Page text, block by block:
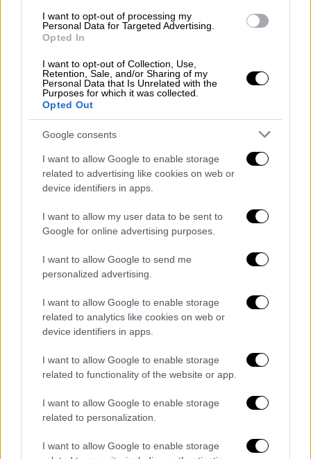
I want to opt-out of processing my
Personal Data for Targeted Advertising.
Opted In
I want to opt-out of Collection, Use,
Retention, Sale, and/or Sharing of my
Personal Data that Is Unrelated with the
Purposes for which it was collected.
Opted Out
Google consents
I want to allow Google to enable storage
related to advertising like cookies on web or
device identifiers in apps.
I want to allow my user data to be sent to
Google for online advertising purposes.
I want to allow Google to send me
personalized advertising.
I want to allow Google to enable storage
related to analytics like cookies on web or
device identifiers in apps.
I want to allow Google to enable storage
related to functionality of the website or app.
I want to allow Google to enable storage
related to personalization.
I want to allow Google to enable storage
Αθλητισμός|10.11.2021 22:44
Σοκ στην Παρί Σεν Ζερμέν: Η Αμινατά
Ντιαλό έβαλε να δείρουν
συμπαίκτρια για μια θέση στη 11αδα
Όπως αναφέρει η ιστοσελίδα the Athletic, ο
Κόντε εξετάζοντας τη διατροφή των
ποδοσφαιριστών αποφάσισε ότι πρέπει
δοθεί μεγάλη προσοχή σε ό,τι τρώνε. Κι έτσι
το πρώτο μέτρο που έλαβε ήταν να
κόψει την κέτσαπ και τη μαγιονέζα από τα
γεύματα στο εστιατόρια της ομάδας! Επίσης,
εξαφανίστηκαν τα σάντουιτς, ενώ δόθηκε
εντολή να μην σερβίρονται βαριά φαγητά,
αλλά και να μειωθεί το βούτυρο στη
μαγειρική. Ακόμη, περιορίστηκαν οι χυμοί,
απαγορεύτηκαν τα αναψυκτικά και έγιναν
συστάσεις στους παίκτες για να τρώνε
περισσότερα φρούτα.
Παράλληλα, η ένταση στο προπονητικό
πρόγραμμα αυξήθηκε κατακόρυφα, γεγονός